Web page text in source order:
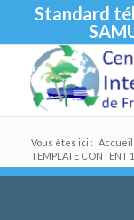
Standard
Vous êtes ici : Accueil
TEMPLATE CONTENT 1